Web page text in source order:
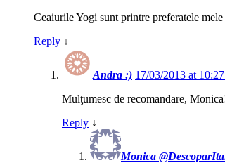
Ceaiurile Yogi sunt printre preferatele
Reply ↓
Andra :) 17/03/2013 at
Mulţumesc de recomandare,
Reply ↓
Monica